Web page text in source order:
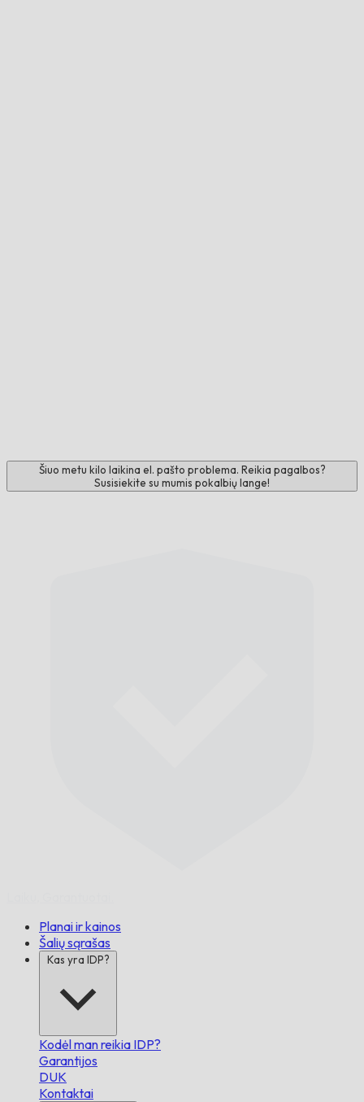
Šiuo metu kilo laikina el. pašto problema. Reikia pagalbos?
Susisiekite su mumis pokalbių lange!
Planai ir kainos
Šalių sąrašas
Kas yra IDP?
Kodėl man reikia IDP?
Garantijos
DUK
Kontaktai